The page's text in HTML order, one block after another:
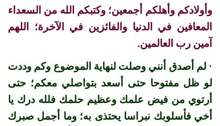
وأولادكم وأهلكم أجمعين؛ وكتبكم الله من السعداء
المعافين في الدنيا والفائزين في الآخرة؛ اللهم
آمين رب العالمين.
· لم أصدق أنني وصلت لنهاية الموضوع وكم وددت
لو ظل مفتوحاحتى أسعد بتواصلي معكم؛ حتى
أرتوي من فيض علمك وعظيم حلمك فلله درك يا
أخي فأسلوبك نبراسا يحتذى به؛ وما أجمل صبرك